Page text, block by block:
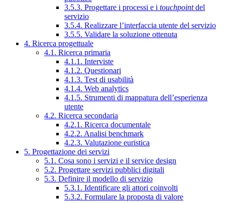
3.5.3. Progettare i processi e i touchpointdel
servizio
3.5.4. Realizzare l’interfaccia utente del servizio
3.5.5. Validare la soluzione ottenuta
4. Ricerca progettuale
4.1. Ricerca primaria
4.1.1. Interviste
4.1.2. Questionari
4.1.3. Test di usabilità
4.1.4. Web analytics
4.1.5. Strumenti di mappatura dell’esperienza
utente
4.2. Ricerca secondaria
4.2.1. Ricerca documentale
4.2.2. Analisi benchmark
4.2.3. Valutazione euristica
5. Progettazione dei servizi
5.1. Cosa sono i servizi e il service design
5.2. Progettare servizi pubblici digitali
5.3. Definire il modello di servizio
5.3.1. Identificare gli attori coinvolti
5.3.2. Formulare la proposta di valore